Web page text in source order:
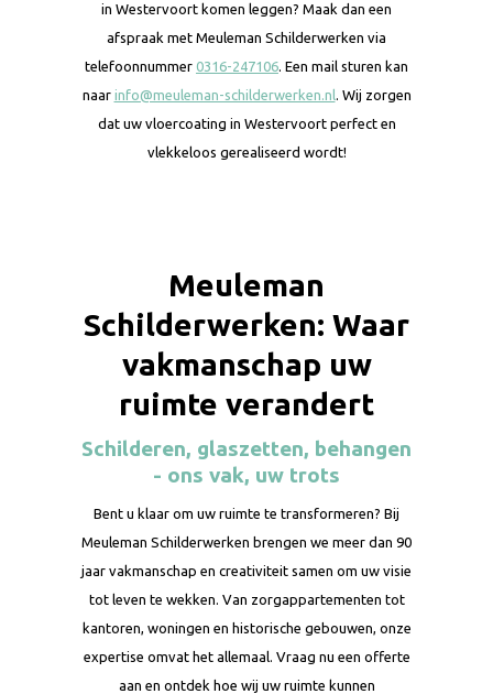
in Westervoort komen leggen? Maak dan een
afspraak met Meuleman Schilderwerken via
telefoonnummer 0316-247106. Een mail sturen kan
naar info@meuleman-schilderwerken.nl. Wij zorgen
dat uw vloercoating in Westervoort perfect en
vlekkeloos gerealiseerd wordt!
Meuleman
Schilderwerken: Waar
vakmanschap uw
ruimte verandert
Schilderen, glaszetten, behangen
- ons vak, uw trots
Bent u klaar om uw ruimte te transformeren? Bij
Meuleman Schilderwerken brengen we meer dan 90
jaar vakmanschap en creativiteit samen om uw visie
tot leven te wekken. Van zorgappartementen tot
kantoren, woningen en historische gebouwen, onze
expertise omvat het allemaal. Vraag nu een offerte
aan en ontdek hoe wij uw ruimte kunnen